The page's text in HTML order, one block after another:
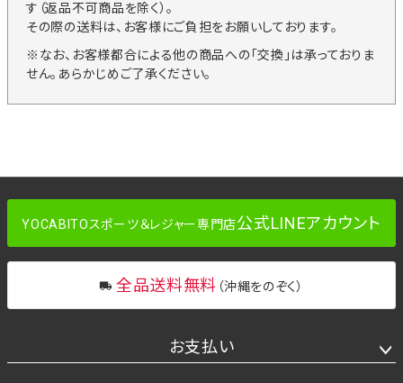
す（返品不可商品を除く）。
その際の送料は、お客様にご負担をお願いしております。
※なお、お客様都合による他の商品への「交換」は承っておりま
せん。あらかじめご了承ください。
YOCABITOスポーツ＆レジャー専門店公式LINEアカウント
全品送料無料 （沖縄をのぞく）
お支払い